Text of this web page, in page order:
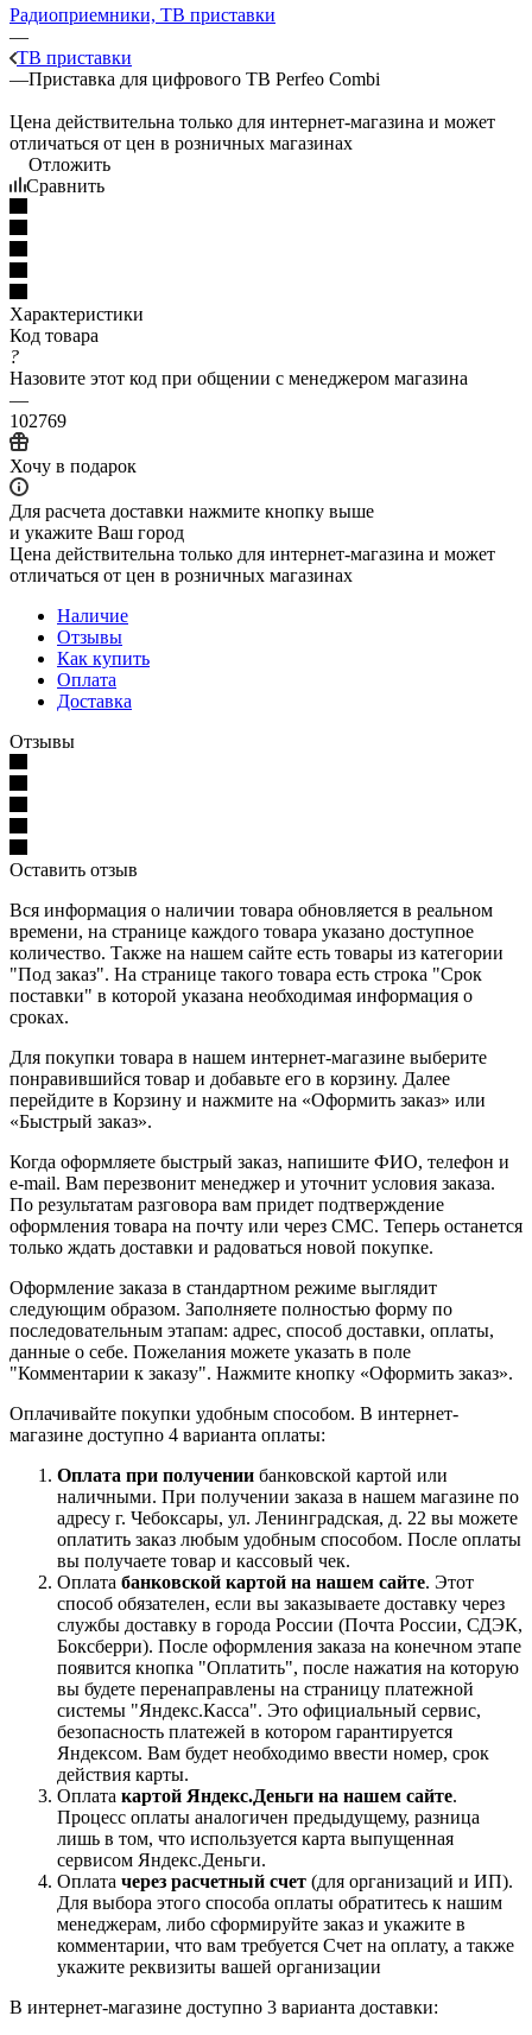
Радиоприемники, ТВ приставки
—
ТВ приставки
—Приставка для цифрового ТВ Perfeo Combi
Цена действительна только для интернет-магазина и может
отличаться от цен в розничных магазинах
Отложить
Сравнить
Характеристики
Код товара
?
Назовите этот код при общении с менеджером магазина
—
102769
Хочу в подарок
Для расчета доставки нажмите кнопку выше
и укажите Ваш город
Цена действительна только для интернет-магазина и может
отличаться от цен в розничных магазинах
Наличие
Отзывы
Как купить
Оплата
Доставка
Отзывы
Оставить отзыв
Вся информация о наличии товара обновляется в реальном
времени, на странице каждого товара указано доступное
количество. Также на нашем сайте есть товары из категории
"Под заказ". На странице такого товара есть строка "Срок
поставки" в которой указана необходимая информация о
сроках.
Для покупки товара в нашем интернет-магазине выберите
понравившийся товар и добавьте его в корзину. Далее
перейдите в Корзину и нажмите на «Оформить заказ» или
«Быстрый заказ».
Когда оформляете быстрый заказ, напишите ФИО, телефон и
e-mail. Вам перезвонит менеджер и уточнит условия заказа.
По результатам разговора вам придет подтверждение
оформления товара на почту или через СМС. Теперь останется
только ждать доставки и радоваться новой покупке.
Оформление заказа в стандартном режиме выглядит
следующим образом. Заполняете полностью форму по
последовательным этапам: адрес, способ доставки, оплаты,
данные о себе. Пожелания можете указать в поле
"Комментарии к заказу". Нажмите кнопку «Оформить заказ».
Оплачивайте покупки удобным способом. В интернет-
магазине доступно 4 варианта оплаты:
Оплата при получении банковской картой или
наличными. При получении заказа в нашем магазине по
адресу г. Чебоксары, ул. Ленинградская, д. 22 вы можете
оплатить заказ любым удобным способом. После оплаты
вы получаете товар и кассовый чек.
Оплата банковской картой на нашем сайте. Этот
способ обязателен, если вы заказываете доставку через
службы доставку в города России (Почта России, СДЭК,
Боксберри). После оформления заказа на конечном этапе
появится кнопка "Оплатить", после нажатия на которую
вы будете перенаправлены на страницу платежной
системы "Яндекс.Касса". Это официальный сервис,
безопасность платежей в котором гарантируется
Яндексом. Вам будет необходимо ввести номер, срок
действия карты.
Оплата картой Яндекс.Деньги на нашем сайте.
Процесс оплаты аналогичен предыдущему, разница
лишь в том, что используется карта выпущенная
сервисом Яндекс.Деньги.
Оплата через расчетный счет (для организаций и ИП).
Для выбора этого способа оплаты обратитесь к нашим
менеджерам, либо сформируйте заказ и укажите в
комментарии, что вам требуется Счет на оплату, а также
укажите реквизиты вашей организации
В интернет-магазине доступно 3 варианта доставки: